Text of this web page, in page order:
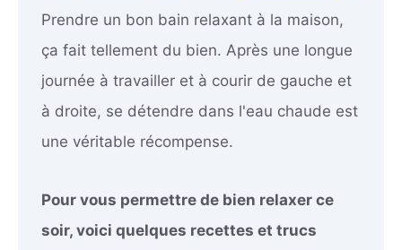
Prendre un bon bain relaxant à la maison,
ça fait tellement du bien. Après une longue
journée à travailler et à courir de gauche et
à droite, se détendre dans l'eau chaude est
une véritable récompense.
Pour vous permettre de bien relaxer ce
soir, voici quelques recettes et trucs